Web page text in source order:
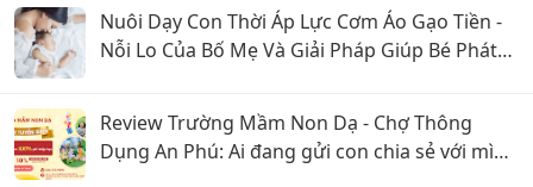
Nuôi Dạy Con Thời Áp Lực Cơm Áo Gạo Tiền -
Nỗi Lo Của Bố Mẹ Và Giải Pháp Giúp Bé Phát
Review Trường Mầm Non Dạ - Chợ Thông
Dụng An Phú: Ai đang gửi con chia sẻ với mình